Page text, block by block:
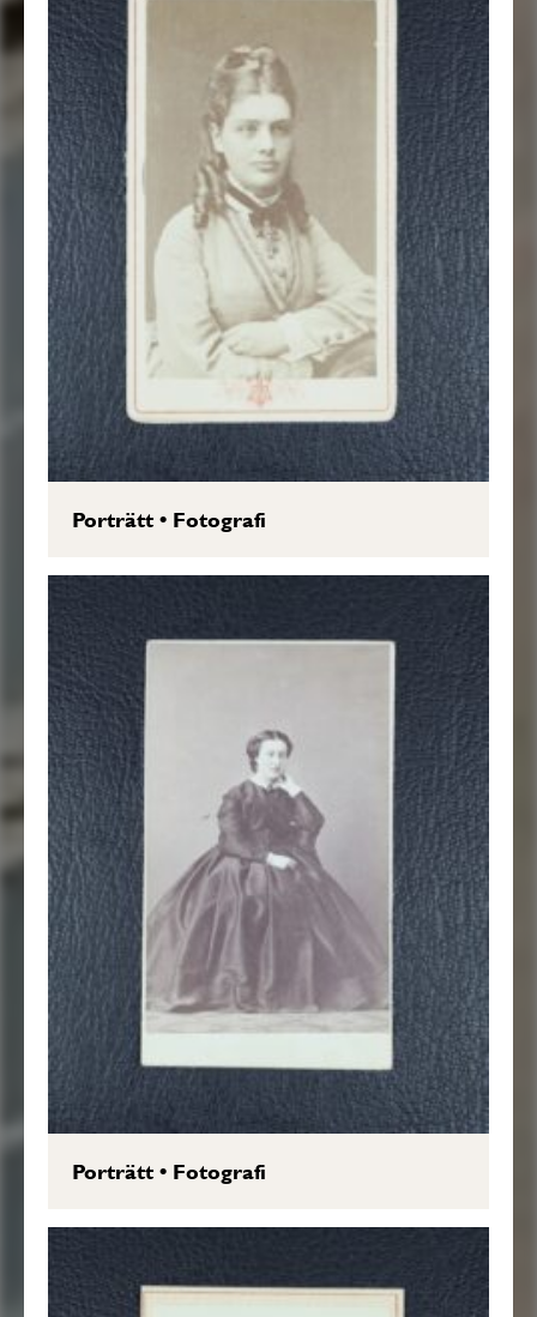
Porträtt• Fotografi
Porträtt• Fotografi